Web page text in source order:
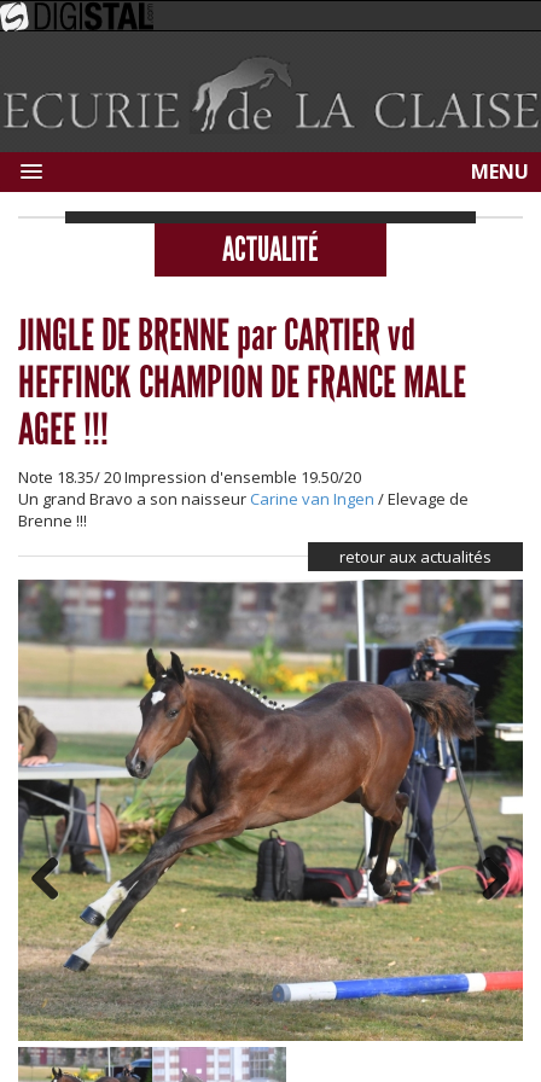
MENU
ACTUALITÉ
JINGLE DE BRENNE par CARTIER vd
HEFFINCK CHAMPION DE FRANCE MALE
AGEE !!!
Note 18.35/ 20 Impression d'ensemble 19.50/20
Un grand Bravo a son naisseur Carine van Ingen / Elevage de
Brenne !!!
retour aux actualités
Previous Next